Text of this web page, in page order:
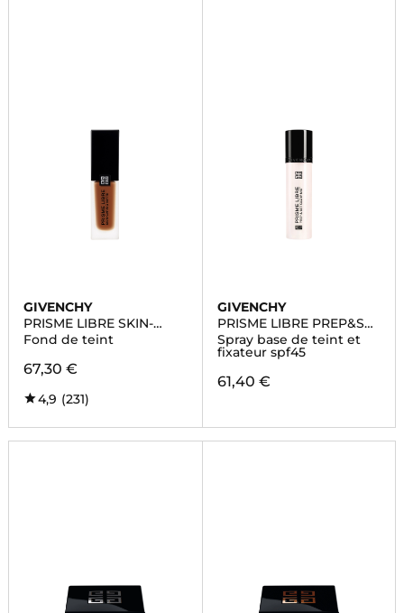
GIVENCHY
PRISME LIBRE SKIN-
CARING MATTE
Fond de teint
67,30 €
4,9 (231)
GIVENCHY
PRISME LIBRE PREP&SET
GLOW MIST
Spray base de teint et
fixateur spf45
61,40 €